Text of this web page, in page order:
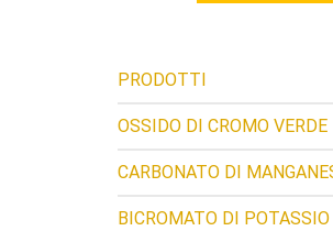
SCHEDA DI SICUREZZA
PRODOTTI
OSSIDO DI CROMO VERDE
CARBONATO DI
BICROMATO DI POTASSIO